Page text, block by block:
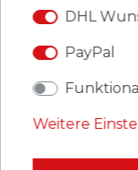
Titel: 4469-4472
Ausgabejahr: 2006
DHL
PayPal
Funktional
Weitere